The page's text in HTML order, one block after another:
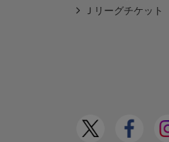
Ｊリーグチケット